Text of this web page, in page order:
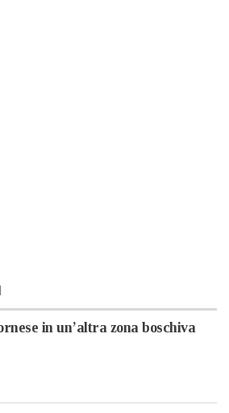
in un’altra zona boschiva